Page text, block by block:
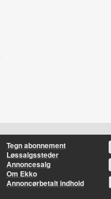
Tegn abonnement
Løssalgssteder
Annoncesalg
Om Ekko
Annoncørbetalt indhold